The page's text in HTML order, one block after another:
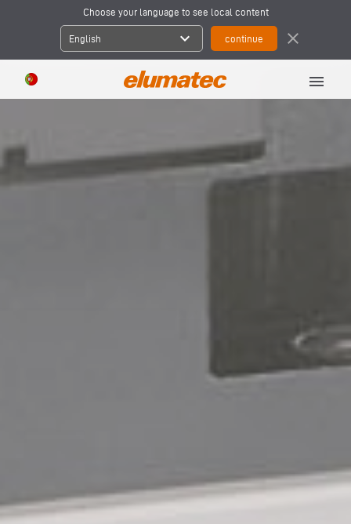
Choose your language to see local content
English expand_more close
menu